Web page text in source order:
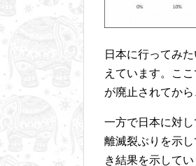
日本に行ってみ
えています。こ
が廃止されてか
一方で日本に対
離滅裂ぶりを示
き結果を示してい